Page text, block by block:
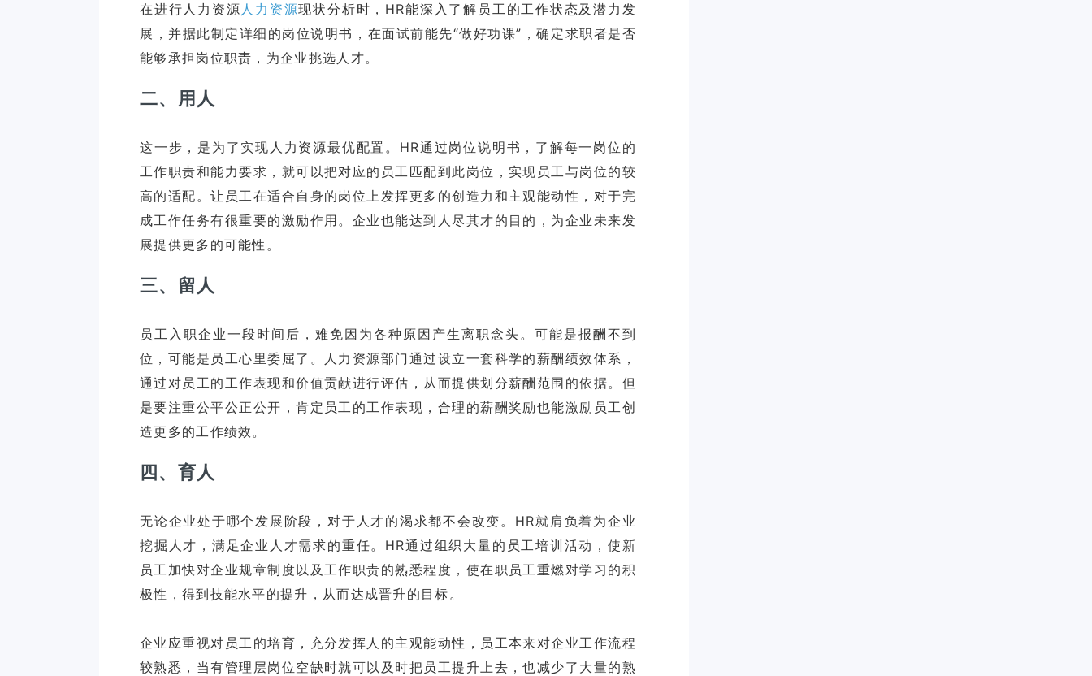
在进行人力资源人力资源现状分析时，HR能深入了解员工的工作状态及潜力发
展，并据此制定详细的岗位说明书，在面试前能先“做好功课”，确定求职者是否
二、用人
这一步，是为了实现人力资源最优配置。HR通过岗位说明书，了解每一岗位的
工作职责和能力要求，就可以把对应的员工匹配到此岗位，实现员工与岗位的较
高的适配。让员工在适合自身的岗位上发挥更多的创造力和主观能动性，对于完
成工作任务有很重要的激励作用。企业也能达到人尽其才的目的，为企业未来发
三、留人
员工入职企业一段时间后，难免因为各种原因产生离职念头。可能是报酬不到
位，可能是员工心里委屈了。人力资源部门通过设立一套科学的薪酬绩效体系，
通过对员工的工作表现和价值贡献进行评估，从而提供划分薪酬范围的依据。但
是要注重公平公正公开，肯定员工的工作表现，合理的薪酬奖励也能激励员工创
四、育人
无论企业处于哪个发展阶段，对于人才的渴求都不会改变。HR就肩负着为企业
挖掘人才，满足企业人才需求的重任。HR通过组织大量的员工培训活动，使新
员工加快对企业规章制度以及工作职责的熟悉程度，使在职员工重燃对学习的积
极性，得到技能水平的提升，从而达成晋升的目标。
企业应重视对员工的培育，充分发挥人的主观能动性，员工本来对企业工作流程
较熟悉，当有管理层岗位空缺时就可以及时把员工提升上去，也减少了大量的熟